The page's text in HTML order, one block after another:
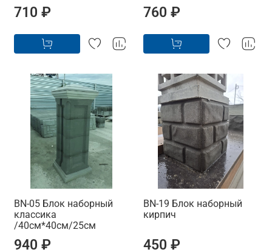
710 ₽ 760 ₽
BN-05 Блок наборный
классика
/40см*40см/25см
940 ₽
BN-19 Блок наборный
кирпич
450 ₽